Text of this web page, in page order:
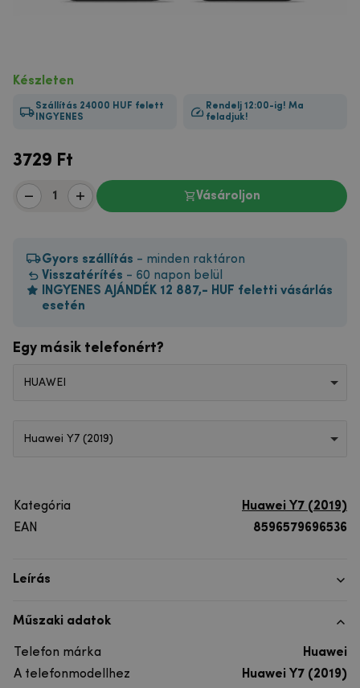
Készleten
Szállítás 24000 HUF felett
INGYENES
Rendelj 12:00-ig! Ma
feladjuk!
3729 Ft
Vásároljon
Gyors szállítás - minden raktáron
Visszatérítés - 60 napon belül
INGYENES AJÁNDÉK 12 887,- HUF feletti vásárlás
esetén
Egy másik telefonért?
HUAWEI
Huawei Y7 (2019)
Kategória
Huawei Y7 (2019)
EAN
8596579696536
Leírás
Műszaki adatok
Telefon márka
Huawei
A telefonmodellhez
Huawei Y7 (2019)